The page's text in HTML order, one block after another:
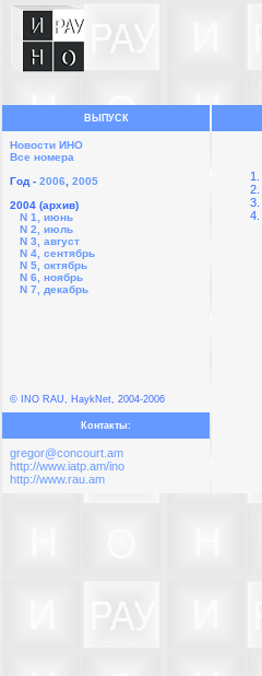
ВЫПУСК
Новости ИНО
Все номера
Год - 2006
2005
2004 (архив)
N 1, июнь
N 2, июль
N 3, август
N 4, сентябрь
N 5, октябрь
N 6, ноябрь
N 7, декабрь
© INO RAU, HaykNet, 2004-2006
Контакты:
gregor@concourt.am
http://www.iatp.am/ino
http://www.rau.am